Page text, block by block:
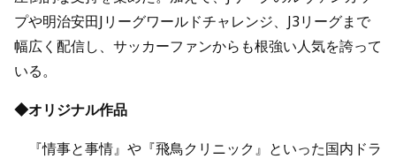
プや明治安田Jリーグワールドチャレンジ、J3リーグまで
幅広く配信し、サッカーファンからも根強い人気を誇って
いる。
◆オリジナル作品
『情事と事情』や『飛鳥クリニック』といった国内ドラ